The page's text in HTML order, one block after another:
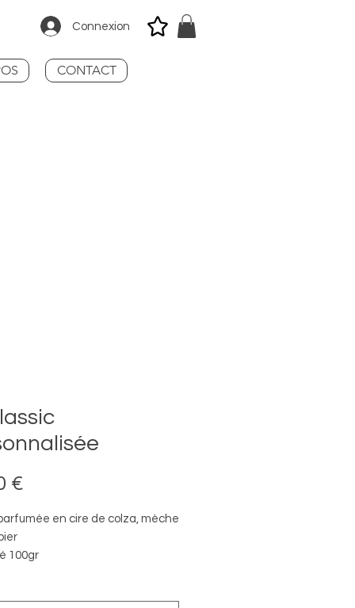
Connexion
CONTACT
€
en cire de colza, mèche
100gr